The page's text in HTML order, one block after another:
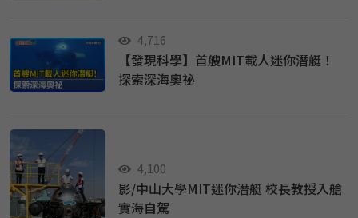
4,716
【發現科學】首艘MIT載人迷你潛艇！
探索深海奧祕
4,100
影/中山大學MIT迷你潛艇 校長教授入艙
實海自駕